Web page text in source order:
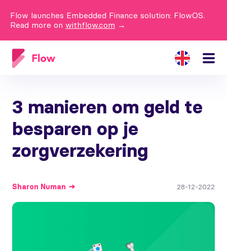
Flow launches Embedded Finance solution: FlowOS.
Read more on withflow.com →
3 manieren om geld te
besparen op je
zorgverzekering
Sharon Numan 28-12-2022